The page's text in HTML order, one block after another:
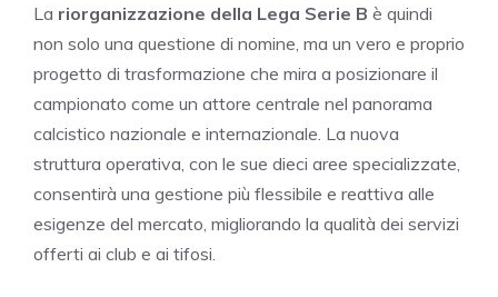
La riorganizzazione della Lega Serie B è quindi
non solo una questione di nomine, ma un vero e proprio
progetto di trasformazione che mira a posizionare il
campionato come un attore centrale nel panorama
calcistico nazionale e internazionale. La nuova
struttura operativa, con le sue dieci aree specializzate,
consentirà una gestione più flessibile e reattiva alle
esigenze del mercato, migliorando la qualità dei servizi
offerti ai club e ai tifosi.